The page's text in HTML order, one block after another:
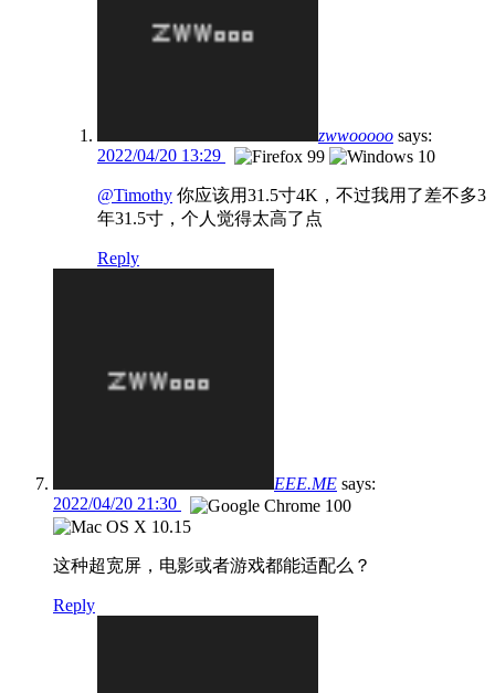
zwwooooo says:
2022/04/20 13:29
@Timothy 你应该用31.5寸4K，不过我用了差不多3
年31.5寸，个人觉得太高了点
Reply
EEE.ME says:
2022/04/20 21:30
这种超宽屏，电影或者游戏都能适配么？
Reply